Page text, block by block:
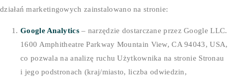
działań marketingowych zainstalowano na stronie:
Google Analytics– narzędzie dostarczane przez Google LLC.
1600 Amphitheatre Parkway Mountain View, CA 94043, USA,
co pozwala na analizę ruchu Użytkownika na stronie Stronau
i jego podstronach (kraj/miasto, liczba odwiedzin,